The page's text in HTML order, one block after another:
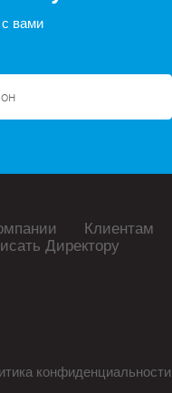
вами
Клиентам
Директору
конфиденциальности